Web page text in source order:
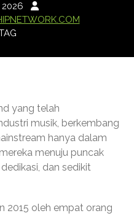
2026
yang telah
musik, berkembang
hanya dalam
menuju puncak
dan sedikit
2015 oleh empat orang